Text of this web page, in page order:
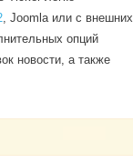
, Joomla или с внешних
опций
новости, а также